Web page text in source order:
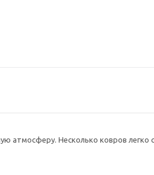
атмосферу. Несколько ковров легко